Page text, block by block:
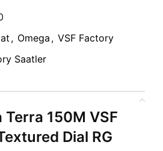
, Omega , VSF Factory
Saatler
Terra 150M VSF
Dial RG